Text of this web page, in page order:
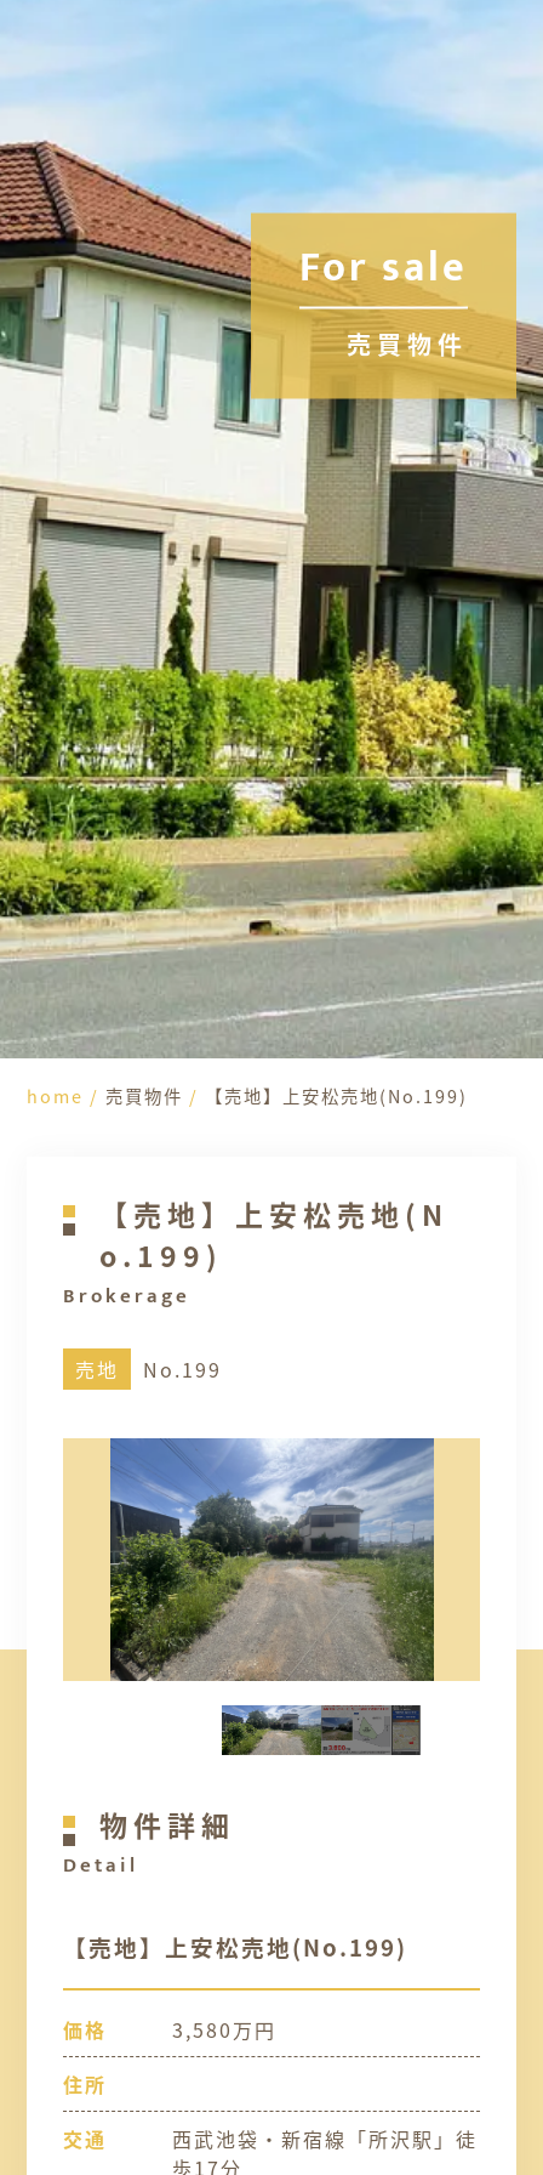
For sale
売買物件
home / 売買物件 / 【売地】上安松売地(No.199)
【売地】上安松売地(N
o.199)
Brokerage
売地 No.199
物件詳細
Detail
【売地】上安松売地(No.199)
価格
3,580万円
住所
交通
西武池袋・新宿線「所沢駅」徒
歩17分